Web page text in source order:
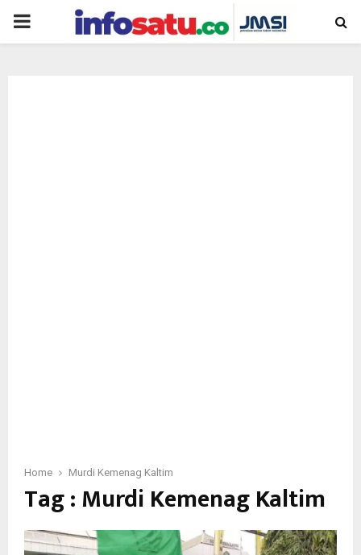
PRIMARY
Home Murdi Kemenag Kaltim
Tag : Murdi Kemenag Kaltim